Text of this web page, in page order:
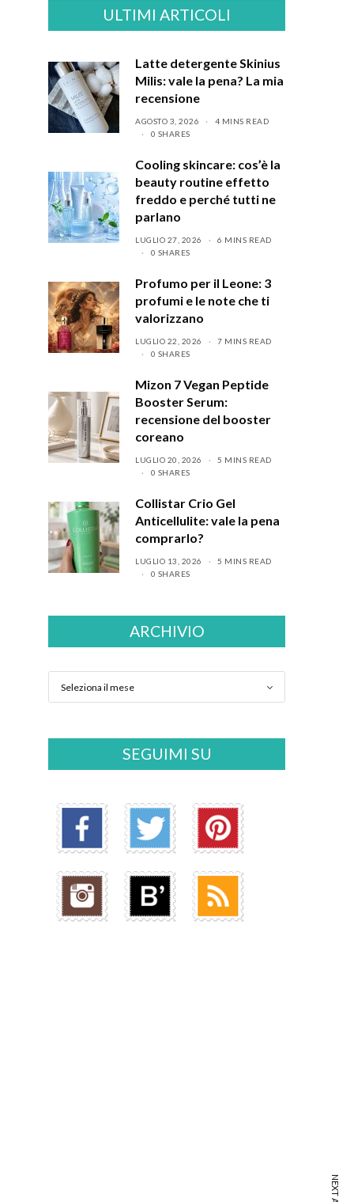
ULTIMI ARTICOLI
Latte detergente Skinius
Milis: vale la pena? La mia
recensione
AGOSTO 3, 2026
4 MINS READ
0 SHARES
Cooling skincare: cos’è la
beauty routine effetto
freddo e perché tutti ne
parlano
LUGLIO 27, 2026
6 MINS READ
0 SHARES
Profumo per il Leone: 3
profumi e le note che ti
valorizzano
LUGLIO 22, 2026
7 MINS READ
0 SHARES
Mizon 7 Vegan Peptide
Booster Serum:
recensione del booster
coreano
LUGLIO 20, 2026
5 MINS READ
0 SHARES
Collistar Crio Gel
Anticellulite: vale la pena
comprarlo?
LUGLIO 13, 2026
5 MINS READ
0 SHARES
ARCHIVIO
SEGUIMI SU